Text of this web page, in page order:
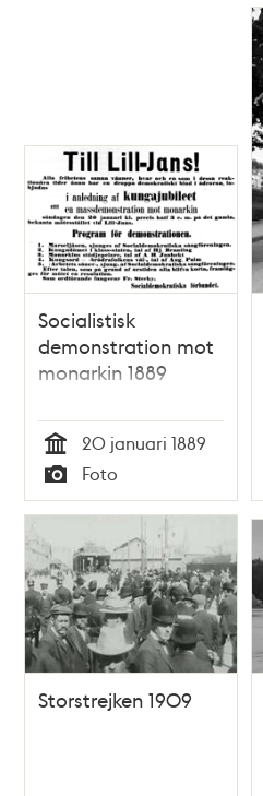
Socialistisk
demonstration mot
monarkin 1889
Tid
20 januari 1889
Typ
Foto
Storstrejken 1909